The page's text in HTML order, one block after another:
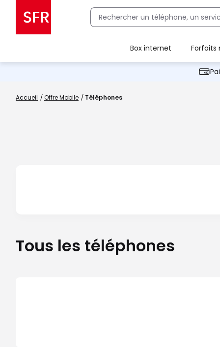
Box internet Forfaits
Accueil Offre Mobile Téléphones
Tous les téléphones